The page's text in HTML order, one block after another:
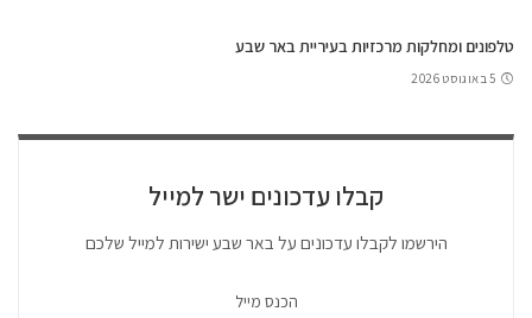
טלפונים ומחלקות מרכזיות בעיריית באר שבע
5 באוגוסט 2026
קבלו עדכונים ישר למייל
הירשמו לקבלו עדכונים על באר שבע ישירות למייל שלכם